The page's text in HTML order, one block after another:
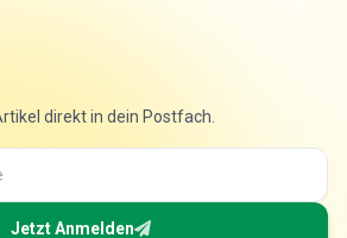
direkt in dein Postfach.
Jetzt Anmelden